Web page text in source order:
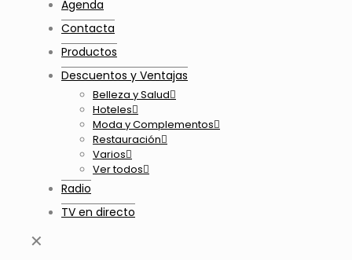
Agenda
Contacta
Productos
Descuentos y Ventajas
Belleza y Salud
Hoteles
Moda y Complementos
Restauración
Varios
Ver todos
Radio
TV en directo
✕